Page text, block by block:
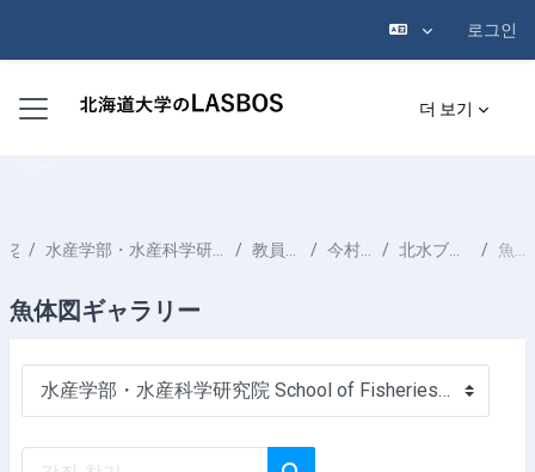
로그인
측면 패널 더 보기
강좌 水産学部・水産科学研究院 School of Fisheries Sciences & Faculty of Fisheries Sciences 教員一覧 List of Professors 今村 央 IMAMURA Hisashi 北水ブックス「 魚類分類学のすすめ」 魚体図ギャラリー
魚体図ギャラリー
강좌 범주